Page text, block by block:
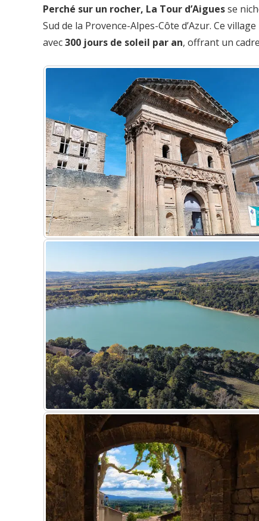
Perché sur un rocher, La Tour d’Aiguesse
Sud de la Provence-Alpes-Côte d’Azur. Ce
avec300 jours de soleil par an, offrant un